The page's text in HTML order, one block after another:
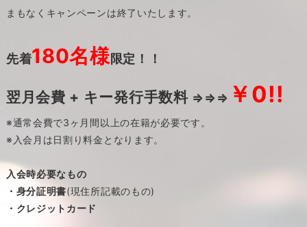
まもなくキャンペーンは終了いたします。
先着180名様限定！！
翌月会費 + キー発行手数料 ⇒⇒⇒ ￥0!!
※通常会費で3ヶ月間以上の在籍が必要です。
※入会月は日割り料金となります。
入会時必要なもの
・身分証明書(現住所記載のもの)
・クレジットカード